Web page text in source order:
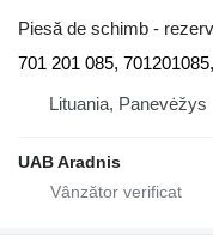
Piesă de schimb -
701 201 085,
Lituania, Panevėžys
UAB Aradnis